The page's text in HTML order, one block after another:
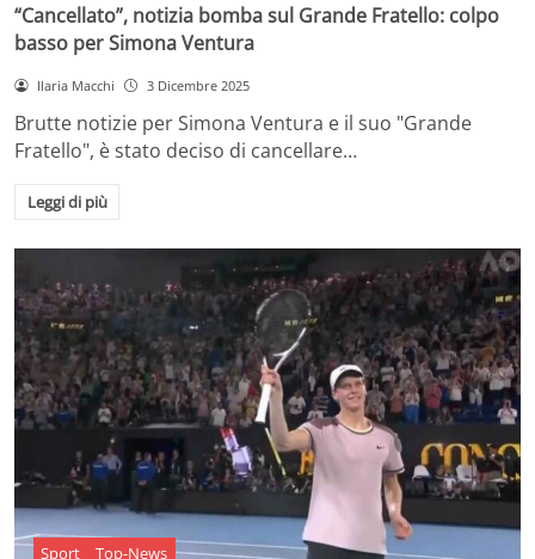
“Cancellato”, notizia bomba sul Grande Fratello: colpo
basso per Simona Ventura
Ilaria Macchi 3 Dicembre 2025
Brutte notizie per Simona Ventura e il suo "Grande
Fratello", è stato deciso di cancellare…
Leggi di più
Sport Top-News